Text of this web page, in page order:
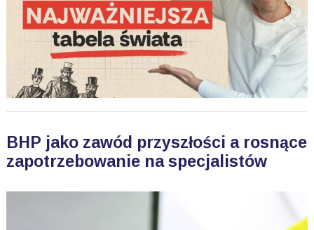
BHP jako zawód przyszłości a rosnące
zapotrzebowanie na specjalistów